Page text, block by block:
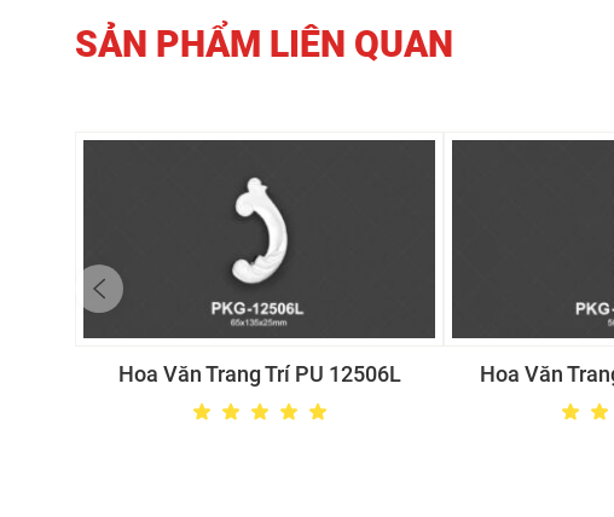
SẢN PHẨM LIÊN QUAN
Hoa Văn Trang Trí PU 12506L Hoa Văn